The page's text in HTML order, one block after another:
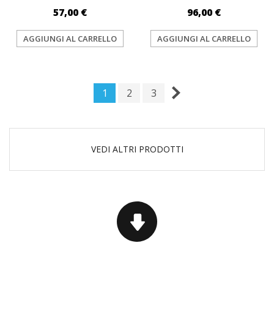
57,00 €
AGGIUNGI AL CARRELLO
96,00 €
AGGIUNGI AL CARRELLO
1 2 3
VEDI ALTRI PRODOTTI